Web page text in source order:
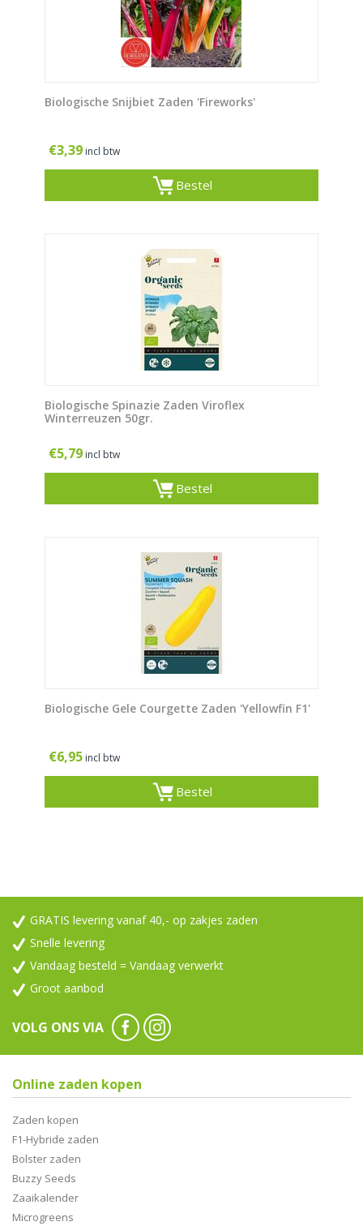
Biologische Snijbiet Zaden 'Fireworks'
€3,39 incl btw
Bestel
Biologische Spinazie Zaden Viroflex
Winterreuzen 50gr.
€5,79 incl btw
Bestel
Biologische Gele Courgette Zaden 'Yellowfin F1'
€6,95 incl btw
Bestel
GRATIS levering vanaf 40,- op zakjes zaden
Snelle levering
Vandaag besteld = Vandaag verwerkt
Groot aanbod
VOLG ONS VIA
Online zaden kopen
Zaden kopen
F1-Hybride zaden
Bolster zaden
Buzzy Seeds
Zaaikalender
Microgreens